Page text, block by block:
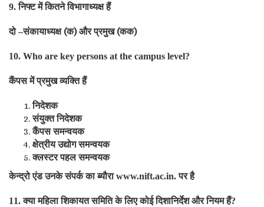
9.निफ्ट में कितने विभागाध्यक्ष हैं
दो–संकायाध्यक्ष (क) और प्रमुख (कक)
10. Who are key persons at the campus level?
कैंपस में प्रमुख व्यक्ति हैं
निदेशक
संयुक्त निदेशक
कैंपस समन्वयक
क्षेत्रीय उद्योग समन्वयक
क्लस्टर पहल समन्वयक
केन्द्रो एंड उनके संपर्क का ब्यौराwww.nift.ac.in.पर है
11.क्या महिला शिकायत समिति के लिए कोई दिशानिर्देश और नियम हैं?